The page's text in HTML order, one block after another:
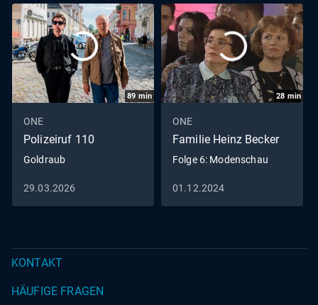
89 min
ONE
Polizeiruf 110
Goldraub
29.03.2026
28 min
ONE
Familie Heinz Becker
Folge 6: Modenschau
01.12.2024
KONTAKT
HÄUFIGE FRAGEN